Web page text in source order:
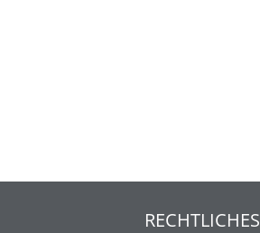
RECHTLICHES